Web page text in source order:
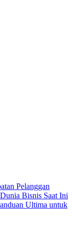
Pelanggan
Bisnis Saat Ini
Ultima untuk